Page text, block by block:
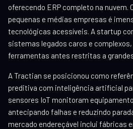
oferecendo ERP completo na nuvem.
pequenas e médias empresas é
tecnológicas acessíveis. A startup
sistemas legados caros e
ferramentas antes restritas a
A Tractian se posicionou como
preditiva com inteligência artificial
sensores IoT monitoram
antecipando falhas e reduzindo
mercado endereçável inclui fábricas